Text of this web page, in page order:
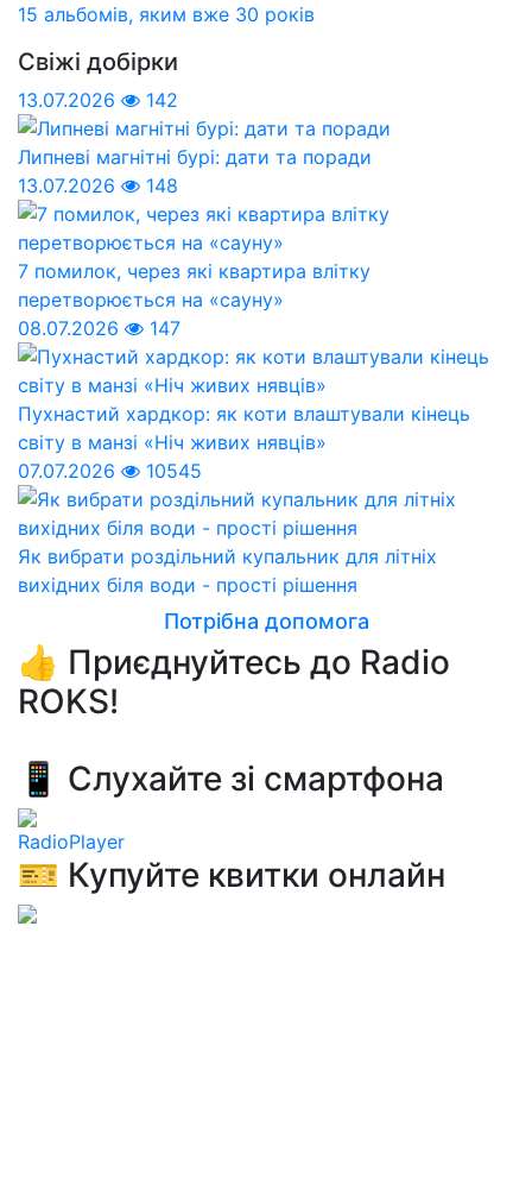
15 альбомів, яким вже 30 років
Свіжі добірки
13.07.2026 142
Липневі магнітні бурі: дати та поради
13.07.2026
148
7 помилок, через які квартира влітку
перетворюється на «сауну»
08.07.2026
147
Пухнастий хардкор: як коти влаштували кінець
світу в манзі «Ніч живих нявців»
07.07.2026
10545
Як вибрати роздільний купальник для літніх
вихідних біля води - прості рішення
Потрібна допомога
👍 Приєднуйтесь до Radio
ROKS!
📱 Слухайте зі смартфона
RadioPlayer
🎫 Купуйте квитки онлайн